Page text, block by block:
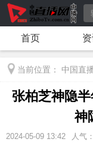
首页
当前位置： 中国直
张柏芝神隐
神
2024-05-09 13:42 人气：